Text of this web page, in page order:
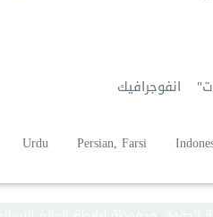
انفوجرافيك
Urdu Persian, Farsi